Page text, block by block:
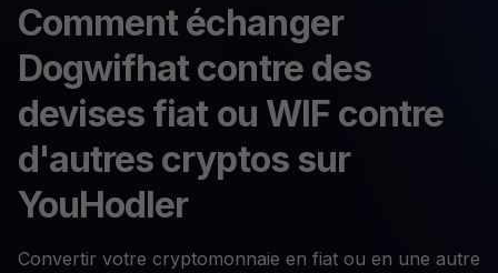
Comment échanger
Dogwifhat contre des
devises fiat ou WIF contre
d'autres cryptos sur
YouHodler
Convertir votre cryptomonnaie en fiat ou en une autre